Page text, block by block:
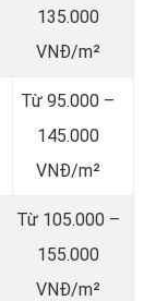
135.000
VNĐ/m²
Từ 95.000 –
145.000
VNĐ/m²
Từ 105.000 –
155.000
VNĐ/m²